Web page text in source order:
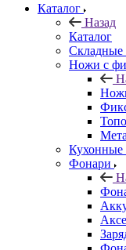
Каталог
Назад
Каталог
Ножи с
Фонари